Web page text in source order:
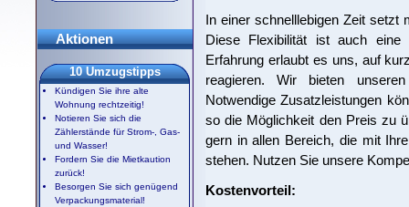
In einer schnelllebigen Zeit setzt
Diese Flexibilität ist auch eine
Erfahrung erlaubt es uns, auf
reagieren. Wir bieten unseren
Notwendige Zusatzleistungen
so die Möglichkeit den Preis zu
gern in allen Bereich, die mit
stehen. Nutzen Sie unsere
Kostenvorteil:
Aktionen
10 Umzugstipps
Kündigen Sie ihre alte
Wohnung rechtzeitig!
Notieren Sie sich die
Zählerstände für Strom-, Gas-
und Wasser!
Fordern Sie die Mietkaution
zurück!
Besorgen Sie sich genügend
Verpackungsmaterial!